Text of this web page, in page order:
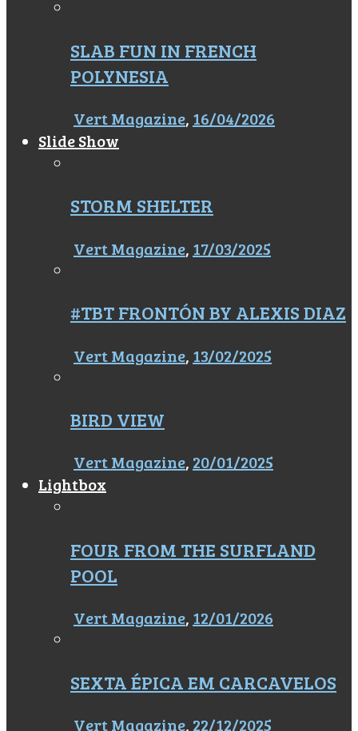
SLAB FUN IN FRENCH
POLYNESIA
Vert Magazine, 16/04/2026
Slide Show
STORM SHELTER
Vert Magazine, 17/03/2025
#TBT FRONTÓN BY ALEXIS DIAZ
Vert Magazine, 13/02/2025
BIRD VIEW
Vert Magazine, 20/01/2025
Lightbox
FOUR FROM THE SURFLAND
POOL
Vert Magazine, 12/01/2026
SEXTA ÉPICA EM CARCAVELOS
Vert Magazine, 22/12/2025